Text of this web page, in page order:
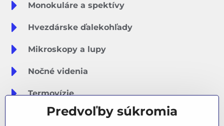
Monokuláre a spektívy
Hvezdárske ďalekohľady
Mikroskopy a lupy
Nočné videnia
Termovízie
Meteostanice
Predvoľby súkromia